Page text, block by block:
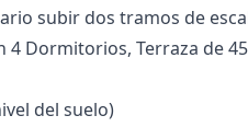
subir dos ‌tramos ‌de
Dormitorios, Terraza de 45
del suelo)